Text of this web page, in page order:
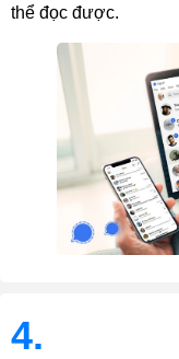
thể đọc được.
4.